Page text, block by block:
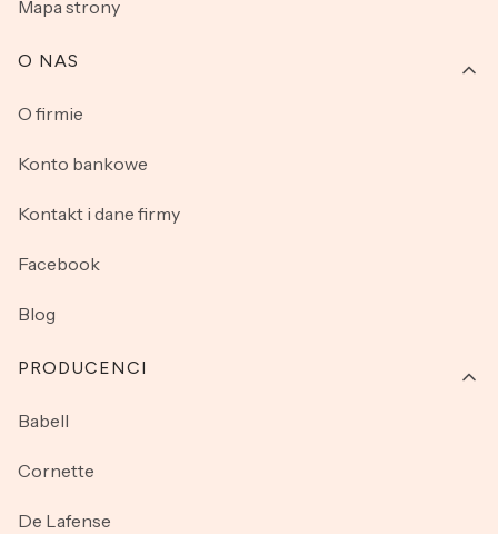
Mapa strony
O NAS
O firmie
Konto bankowe
Kontakt i dane firmy
Facebook
Blog
PRODUCENCI
Babell
Cornette
De Lafense